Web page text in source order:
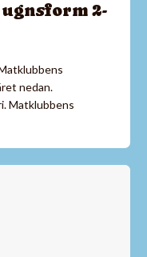
2-
nedan.
Matklubbens